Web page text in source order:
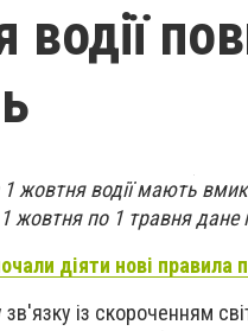
жовтня водії мають
жовтня по 1 травня
діяти нові правила
із скороченням